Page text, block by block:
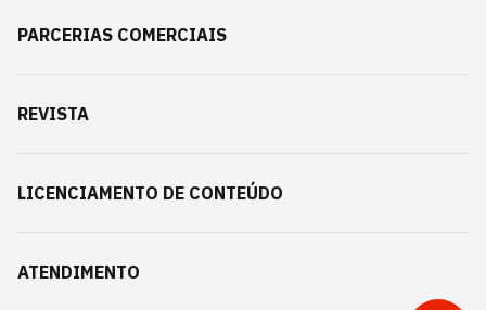
PARCERIAS COMERCIAIS
REVISTA
LICENCIAMENTO DE CONTEÚDO
ATENDIMENTO